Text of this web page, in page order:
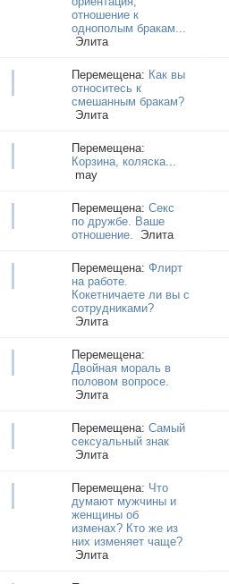
отношение к
однополым бракам...
Элита
Перемещена: Как вы
относитесь к
смешанным бракам?
Элита
Перемещена:
Корзина, коляска...
may
Перемещена: Секс
по дружбе. Ваше
отношение.
Элита
Перемещена: Флирт
на работе.
Кокетничаете ли вы с
сотрудниками?
Элита
Перемещена:
Двойная мораль в
половом вопросе.
Элита
Перемещена: Самый
сексуальный знак
Элита
Перемещена: Что
думают мужчины и
женщины об
изменах? Кто же из
них изменяет чаще?
Элита